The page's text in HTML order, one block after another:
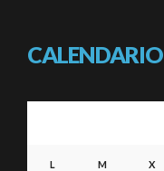
CALENDARIO
L M X